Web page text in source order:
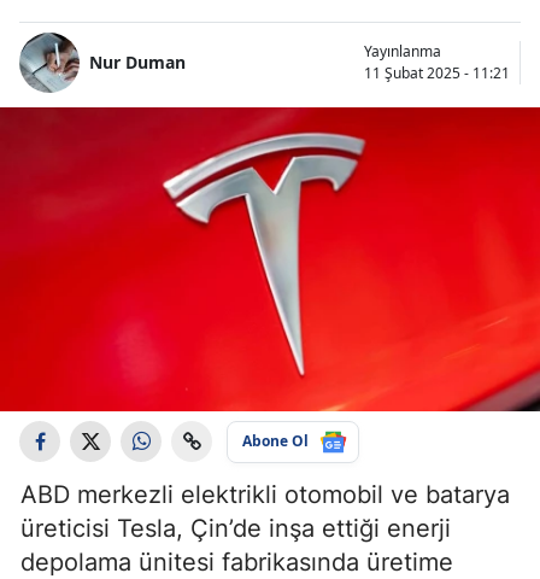
Nur Duman
Yayınlanma
11 Şubat 2025 - 11:21
Abone Ol
ABD merkezli elektrikli otomobil ve batarya
üreticisi Tesla, Çin’de inşa ettiği enerji
depolama ünitesi fabrikasında üretime